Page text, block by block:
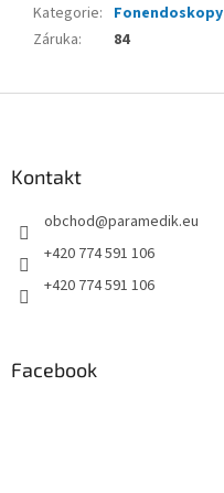
Kategorie: Fonendoskopy
Záruka: 84
Kontakt
obchod@paramedik.eu
+420 774 591 106
+420 774 591 106
Facebook